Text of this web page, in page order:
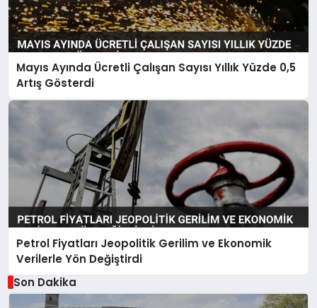
Mayıs Ayında Ücretli Çalışan Sayısı Yıllık Yüzde 0,5
Artış Gösterdi
Petrol Fiyatları Jeopolitik Gerilim ve Ekonomik
Verilerle Yön Değiştirdi
Son Dakika